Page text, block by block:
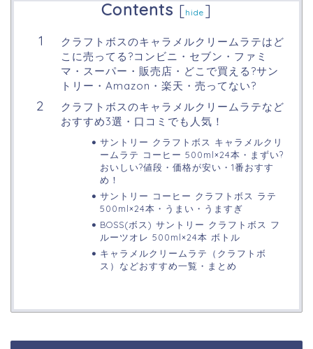
Contents [hide ]
クラフトボスのキャラメルクリームラテはど
こに売ってる?コンビニ・セブン・ファミ
マ・スーパー・販売店・どこで買える?サン
トリー・Amazon・楽天・売ってない?
クラフトボスのキャラメルクリームラテなど
おすすめ3選・口コミでも人気！
サントリー クラフトボス キャラメルクリ
ームラテ コーヒー 500ml×24本・まずい?
おいしい?値段・価格が安い・1番おすす
め！
サントリー コーヒー クラフトボス ラテ
500ml×24本・うまい・うますぎ
BOSS(ボス) サントリー クラフトボス フ
ルーツオレ 500ml×24本 ボトル
キャラメルクリームラテ（クラフトボ
ス）などおすすめ一覧・まとめ